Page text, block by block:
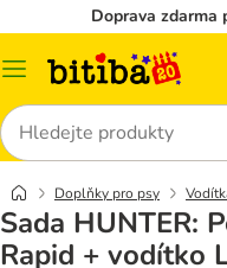
Doprava zdarma
Kategorie
Hledat
Doplňky pro psy
Sada HUNTER:
Rapid + vodítko